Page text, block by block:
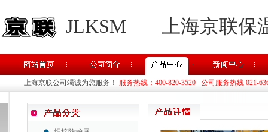
JLKSM 上海京联
上海京联公司竭诚为您服务！ 服务热线：400-820-3520 公司服务热线 021-